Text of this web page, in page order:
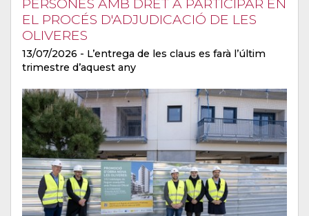
EL PROCÉS D'ADJUDICACIÓ DE LES
OLIVERES
13/07/2026 - L’entrega de les claus es farà l’últim
trimestre d’aquest any